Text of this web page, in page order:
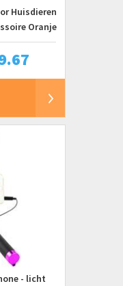
Huisdieren
Oranje
- licht